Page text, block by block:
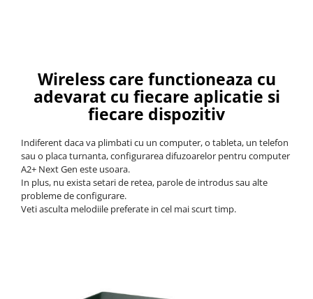
Wireless care functioneaza cu
adevarat cu fiecare aplicatie si
fiecare dispozitiv
Indiferent daca va plimbati cu un computer, o tableta, un telefon
sau o placa turnanta, configurarea difuzoarelor pentru computer
A2+ Next Gen este usoara.
In plus, nu exista setari de retea, parole de introdus sau alte
probleme de configurare.
Veti asculta melodiile preferate in cel mai scurt timp.